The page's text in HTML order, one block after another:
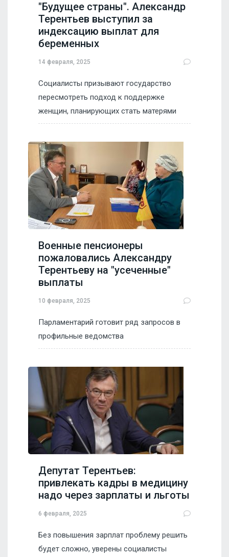
"Будущее страны". Александр
Терентьев выступил за
индексацию выплат для
беременных
14 февраля, 2025
Социалисты призывают государство
пересмотреть подход к поддержке
женщин, планирующих стать матерями
Военные пенсионеры
пожаловались Александру
Терентьеву на "усеченные"
выплаты
10 февраля, 2025
Парламентарий готовит ряд запросов в
профильные ведомства
Депутат Терентьев:
привлекать кадры в медицину
надо через зарплаты и льготы
6 февраля, 2025
Без повышения зарплат проблему решить
будет сложно, уверены социалисты